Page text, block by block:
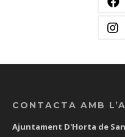
CONTACTA AMB
Ajuntament D'Horta de